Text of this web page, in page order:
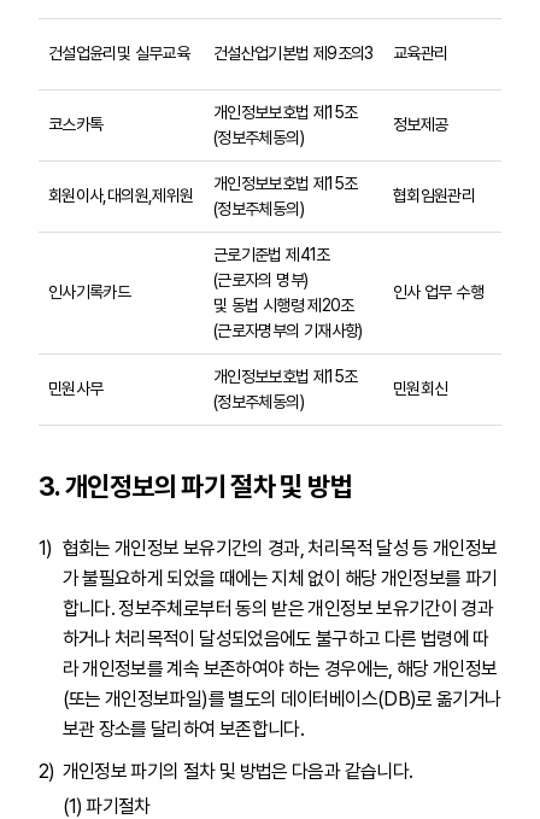
건설업윤리및 실무교육 건설산업기본법 제9조의3 교육관리
코스카톡
개인정보보호법 제15조
(정보주체동의)
정보제공
회원이사,대의원,제위원
개인정보보호법 제15조
(정보주체동의)
협회임원관리
인사기록카드
근로기준법 제41조
(근로자의 명부)
및 동법 시행령 제20조
(근로자명부의 기재사항)
인사 업무 수행
민원사무
개인정보보호법 제15조
(정보주체동의)
민원회신
3. 개인정보의 파기 절차 및 방법
협회는 개인정보 보유기간의 경과, 처리목적 달성 등 개인정보
가 불필요하게 되었을 때에는 지체 없이 해당 개인정보를 파기
합니다. 정보주체로부터 동의 받은 개인정보 보유기간이 경과
하거나 처리목적이 달성되었음에도 불구하고 다른 법령에 따
라 개인정보를 계속 보존하여야 하는 경우에는, 해당 개인정보
(또는 개인정보파일)를 별도의 데이터베이스(DB)로 옮기거나
보관 장소를 달리하여 보존합니다.
개인정보 파기의 절차 및 방법은 다음과 같습니다.
파기절차